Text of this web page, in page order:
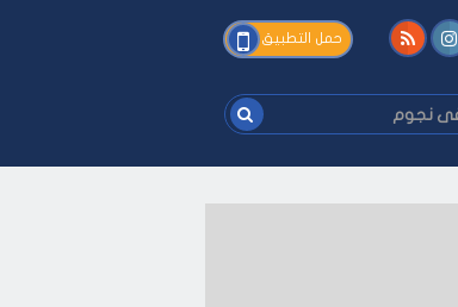
حمل التطبيق